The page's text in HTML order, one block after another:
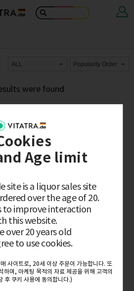
Age limit
site is a liquor sales site
over the age of 20.
to improve interaction
this website.
over 20 years old
to use cookies.
사이트로, 20세 이상 주문이 가능합니다. 또
하며, 마케팅 목적의 자료 제공을 위해 고객의
후 쿠키 사용에 동의합니다.)
were found